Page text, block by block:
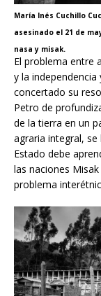
María Inés Cuchillo
asesinado el 21 de
nasa y misak.
El problema entre
y la
concertado su
Petro de
de la tierra en un
agraria integral,
Estado debe
las naciones
problema